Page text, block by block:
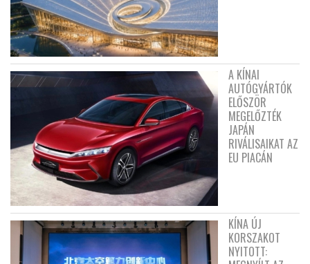
A KÍNAI
AUTÓGYÁRTÓK
ELŐSZÖR
MEGELŐZTÉK
JAPÁN
RIVÁLISAIKAT AZ
EU PIACÁN
KÍNA ÚJ
KORSZAKOT
NYITOTT: